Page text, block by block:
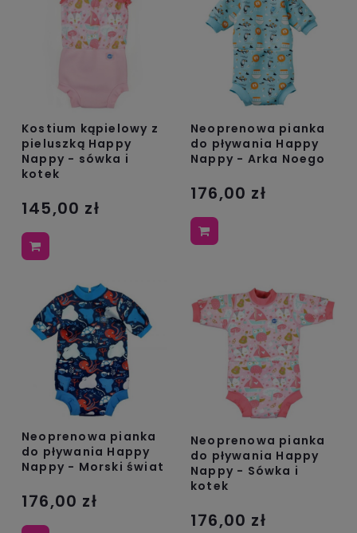
Kostium kąpielowy z
pieluszką Happy
Nappy - sówka i
kotek
145,00 zł
Neoprenowa pianka
do pływania Happy
Nappy - Arka Noego
176,00 zł
Neoprenowa pianka
do pływania Happy
Nappy - Morski świat
176,00 zł
Neoprenowa pianka
do pływania Happy
Nappy - Sówka i
kotek
176,00 zł